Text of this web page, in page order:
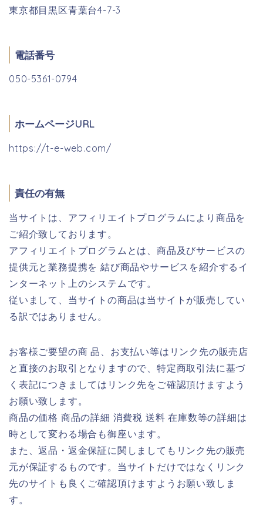
東京都目黒区青葉台4-7-3
電話番号
050-5361-0794
ホームページURL
https://t-e-web.com/
責任の有無
当サイトは、アフィリエイトプログラムにより商品を
ご紹介致しております。
アフィリエイトプログラムとは、商品及びサービスの
提供元と業務提携を 結び商品やサービスを紹介するイ
ンターネット上のシステムです。
従いまして、当サイトの商品は当サイトが販売してい
る訳ではありません。
お客様ご要望の商 品、お支払い等はリンク先の販売店
と直接のお取引となりますので、特定商取引法に基づ
く表記につきましてはリンク先をご確認頂けますよう
お願い致します。
商品の価格 商品の詳細 消費税 送料 在庫数等の詳細は
時として変わる場合も御座います。
また、返品・返金保証に関しましてもリンク先の販売
元が保証するものです。当サイトだけではなくリンク
先のサイトも良くご確認頂けますようお願い致しま
す。